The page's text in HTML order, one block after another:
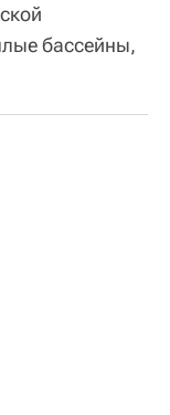
бассейны,